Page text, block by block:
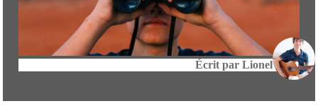
Écrit par Lionel